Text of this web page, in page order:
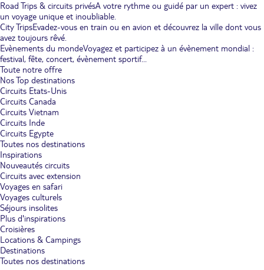
Road Trips & circuits privésA votre rythme ou guidé par un expert : vivez
un voyage unique et inoubliable.
City TripsEvadez-vous en train ou en avion et découvrez la ville dont vous
avez toujours rêvé.
Evènements du mondeVoyagez et participez à un évènement mondial :
festival, fête, concert, évènement sportif...
Toute notre offre
Nos Top destinations
Circuits Etats-Unis
Circuits Canada
Circuits Vietnam
Circuits Inde
Circuits Egypte
Toutes nos destinations
Inspirations
Nouveautés circuits
Circuits avec extension
Voyages en safari
Voyages culturels
Séjours insolites
Plus d'inspirations
Croisières
Locations & Campings
Destinations
Toutes nos destinations